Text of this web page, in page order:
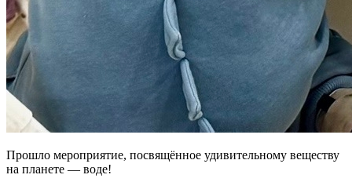
Прошло мероприятие, посвящённое удивительному веществу
на планете — воде!